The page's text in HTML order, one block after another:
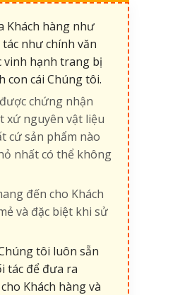
Khách hàng như
như chính văn
vinh hạnh trang bị
cái Chúng tôi.
chứng nhận
xứ nguyên vật liệu
cứ sản phẩm nào
nhất có thể không
đến cho Khách
và đặc biệt khi sử
tôi luôn sẵn
tác để đưa ra
Khách hàng và